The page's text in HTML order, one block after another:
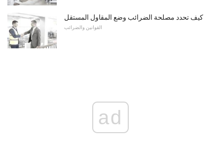
كيف تحدد مصلحة الضرائب وضع المقاول المستقل
القوانين والضرائب
ad